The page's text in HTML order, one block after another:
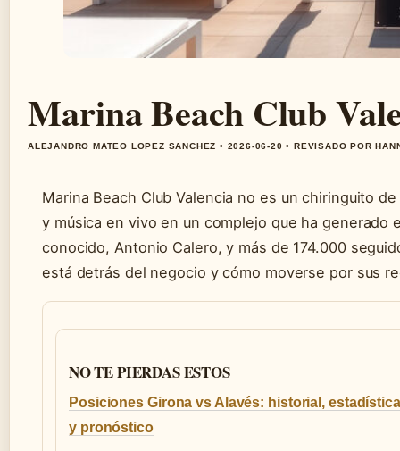
Marina Beach Club
ALEJANDRO MATEO LOPEZ SANCHEZ • 2026-06-20 • REVISADO POR
Marina Beach Club Valencia no es un chiringuito
y música en vivo en un complejo que ha
conocido, Antonio Calero, y más de 174.000
está detrás del negocio y cómo moverse por sus
NO TE PIERDAS ESTOS
Posiciones Girona vs Alavés: historial,
y pronóstico